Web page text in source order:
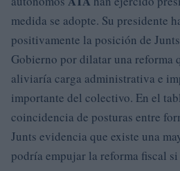
medida se adopte. Su presidente
positivamente la posición de
Gobierno por dilatar una reforma
aliviaría carga administrativa e
importante del colectivo. En el
coincidencia de posturas entre
Junts evidencia que existe una
podría empujar la reforma fiscal